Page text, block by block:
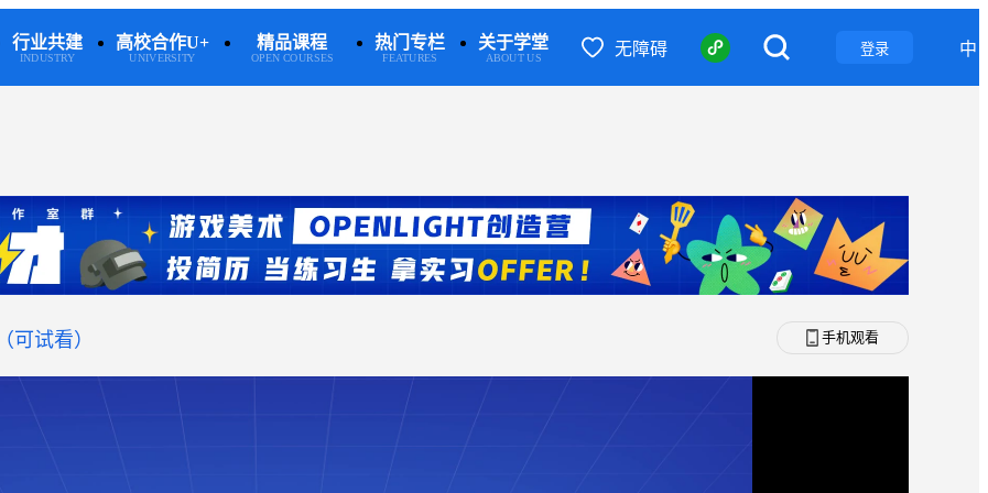
行业共建
INDUSTRY
高校合作U+
UNIVERSITY
精品课程
OPEN COURSES
热门专栏
FEATURES
关于学堂
ABOUT US
无障碍 登录 中
（ 可试看） 手机观看